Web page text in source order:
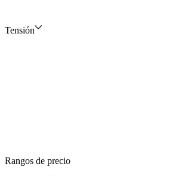
Tensión
Rangos de precio